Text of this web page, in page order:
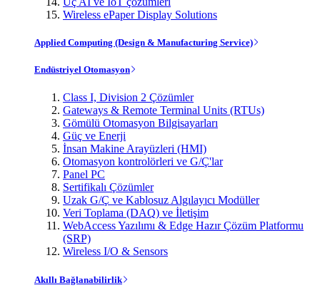
Wireless ePaper Display Solutions
Applied Computing (Design & Manufacturing Service)
Endüstriyel Otomasyon
Class I, Division 2 Çözümler
Gateways & Remote Terminal Units (RTUs)
Gömülü Otomasyon Bilgisayarları
Güç ve Enerji
İnsan Makine Arayüzleri (HMI)
Otomasyon kontrolörleri ve G/Ç'lar
Panel PC
Sertifikalı Çözümler
Uzak G/Ç ve Kablosuz Algılayıcı Modüller
Veri Toplama (DAQ) ve İletişim
WebAccess Yazılımı & Edge Hazır Çözüm Platformu
(SRP)
Wireless I/O & Sensors
Akıllı Bağlanabilirlik